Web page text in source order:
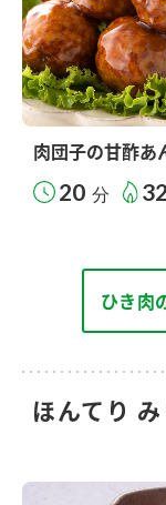
肉団子の甘酢あ
20 分
ひき肉
ほんてり